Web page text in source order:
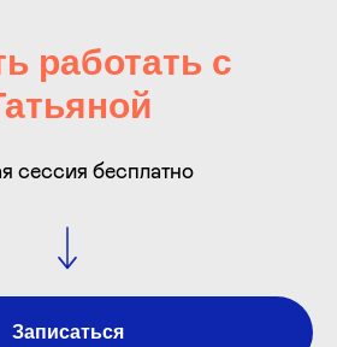
работать с
сессия бесплатно
Записаться